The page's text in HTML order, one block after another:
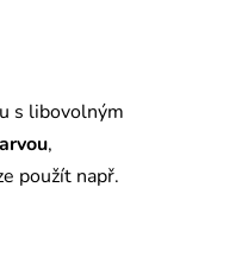
s libovolným
,
použít např.